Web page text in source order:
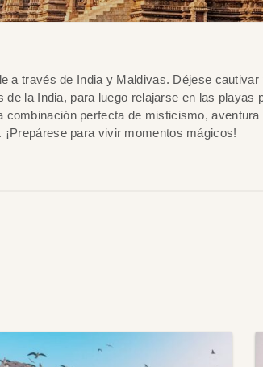
a través de India y Maldivas. Déjese cautivar
de la India, para luego relajarse en las playas
combinación perfecta de misticismo,
¡Prepárese para vivir momentos mágicos!